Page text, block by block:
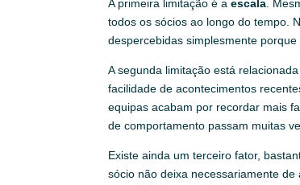
A primeira limitação é aescala .
todos os sócios ao longo do tempo.
despercebidas simplesmente
A segunda limitação está
facilidade de acontecimentos
equipas acabam por recordar mais
de comportamento passam muitas
Existe ainda um terceiro fator,
sócio não deixa necessariamente